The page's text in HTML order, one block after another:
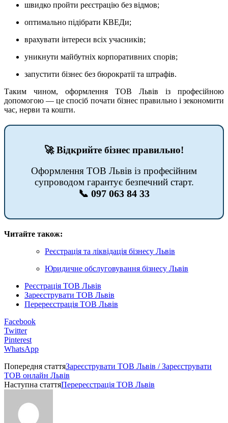
швидко пройти реєстрацію без відмов;
оптимально підібрати КВЕДи;
врахувати інтереси всіх учасників;
уникнути майбутніх корпоративних спорів;
запустити бізнес без бюрократії та штрафів.
Таким чином, оформлення ТОВ Львів із професійною
допомогою — це спосіб почати бізнес правильно і зекономити
час, нерви та кошти.
🚀 Відкрийте бізнес правильно!
Оформлення ТОВ Львів із професійним
супроводом гарантує безпечний старт.
📞 097 063 84 33
Читайте також:
Реєстрація та ліквідація бізнесу Львів
Юридичне обслуговування бізнесу Львів
Реєстрація ТОВ Львів
Зареєструвати ТОВ Львів
Перереєстрація ТОВ Львів
Facebook
Twitter
Pinterest
WhatsApp
Попередня статтяЗареєструвати ТОВ Львів / Зареєструвати
ТОВ онлайн Львів
Наступна статтяПеререєстрація ТОВ Львів